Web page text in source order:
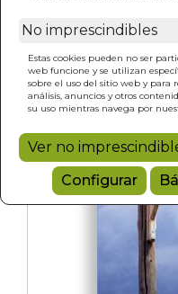
No imprescindibles
Estas cookies pueden no ser
web funcione y se utilizan
sobre el uso del sitio web y para
análisis, anuncios y otros
su uso mientras navega por
Ver no
Configurar